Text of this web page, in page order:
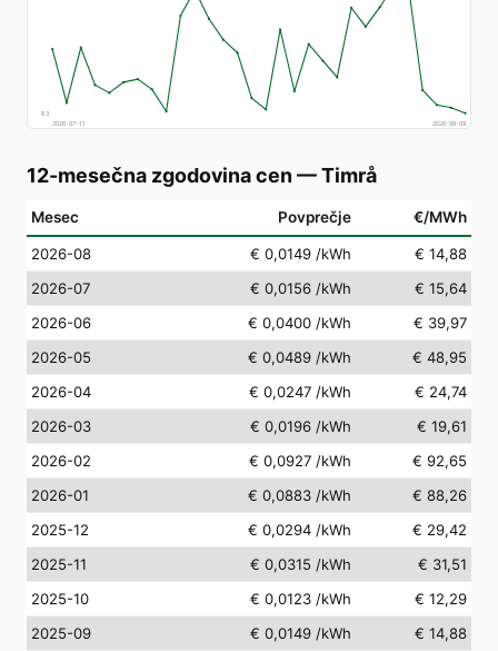
€3
2026-07-11
2026-08-09
12-mesečna zgodovina cen —Timrå
Mesec Povprečje €/MWh
2026-08 € 0,0149 /kWh
€ 14,88
2026-07
€ 0,0156 /kWh
€ 15,64
2026-06
€ 0,0400 /kWh
€ 39,97
2026-05
€ 0,0489 /kWh
€ 48,95
2026-04
€ 0,0247 /kWh
€ 24,74
2026-03
€ 0,0196 /kWh
€ 19,61
2026-02
€ 0,0927 /kWh
€ 92,65
2026-01
€ 0,0883 /kWh
€ 88,26
2025-12
€ 0,0294 /kWh
€ 29,42
2025-11
€ 0,0315 /kWh
€ 31,51
2025-10
€ 0,0123 /kWh
€ 12,29
2025-09
€ 0,0149 /kWh € 14,88